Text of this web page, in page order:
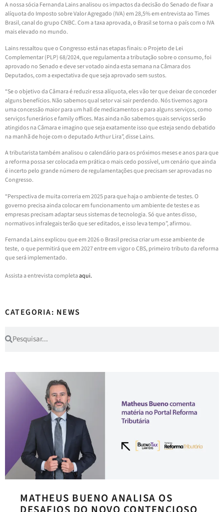
A nossa sócia Fernanda Lains analisou os impactos da decisão do Senado de fixar a
alíquota do Imposto sobre Valor Agregado (IVA) em 28,5% em entrevista ao Times
Brasil, canal do grupo CNBC. Com a taxa aprovada, o Brasil se torna o país com o IVA
mais elevado no mundo.
Lains ressaltou que o Congresso está nas etapas finais: o Projeto de Lei
Complementar (PLP) 68/2024, que regulamenta a tributação sobre o consumo, foi
aprovado no Senado e deve ser votado ainda esta semana na Câmara dos
Deputados, com a expectativa de que seja aprovado sem sustos.
“Se o objetivo da Câmara é reduzir essa alíquota, eles vão ter que deixar de conceder
alguns benefícios. Não sabemos qual setor vai sair perdendo. Nós tivemos agora
uma concessão maior para um hall de medicamentos e para alguns serviços, como
serviços funerários e family offices. Mas ainda não sabemos quais serviços serão
atingidos na Câmara e imagino que seja exatamente isso que esteja sendo debatido
na manhã de hoje com o deputado Arthur Lira”, disse Lains.
A tributarista também analisou o calendário para os próximos meses e anos para que
a reforma possa ser colocada em prática o mais cedo possível, um cenário que ainda
é incerto pelo grande número de regulamentações que precisam ser aprovadas no
Congresso.
“Perspectiva de muita correria em 2025 para que haja o ambiente de testes. O
governo precisa ainda colocar em funcionamento um ambiente de testes e as
empresas precisam adaptar seus sistemas de tecnologia. Só que antes disso,
normativos infralegais terão que ser editados, e isso leva tempo”, afirmou.
Fernanda Lains explicou que em 2026 o Brasil precisa criar um esse ambiente de
teste, o que permitirá que em 2027 entre em vigor o CBS, primeiro tributo da reforma
que será implementado.
Assista a entrevista completaaqui.
CATEGORIA: NEWS
MATHEUS BUENO ANALISA OS